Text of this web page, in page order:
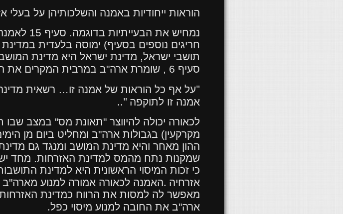
הוראות ייחודיות באמנה והשלכותיהן על בעלי
נמחיש
חריגים נוספים בסעיף) ימוסה בלעדית
תושבי ישראל, מדינת ישראל היא מדינת
סעיף 6 , שומרת ארה"ב במרבית המקרים את הזכות להטיל
"על אף כל הוראות של אמנה זו… רשאית
אמנה זו לתוקפה .."
לכאורה יכולה להיווצר "תאונת מס" במצב
מקרקעין) בגבולות ארה"ב ומחליט ביום מן
ההון מאחר והיא מדינת המושב ומנגד גם
שמקנות נתח מהמס למדינת האזרחות. מחד
כי זכות המיסוי הראשונית היא למדינת
אזרחיה .
מאפשר לה למסות את הרווח כמדינת
ארה"ב את החובה למנוע מיסוי כפל.